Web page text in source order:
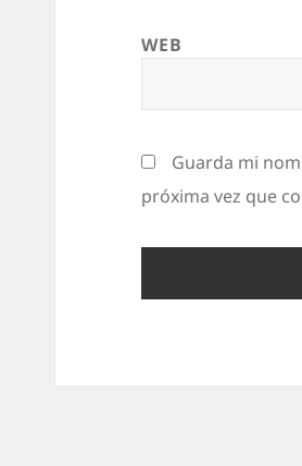
WEB
Guarda mi
próxima vez que